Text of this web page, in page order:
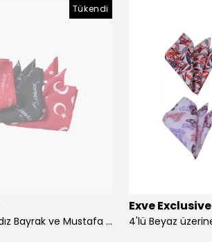
Tükendi
3'lü Türkiye Ay Yıldız Bayrak ve Mustafa Kemal Atatürk imzalı Kırmızı Siyah Yaka Mendili Seti
Exve Exclusive